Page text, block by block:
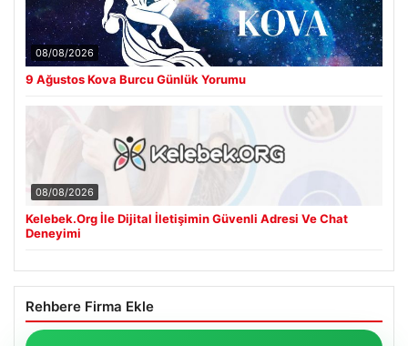
08/08/2026
9 Ağustos Kova Burcu Günlük Yorumu
08/08/2026
Kelebek.Org İle Dijital İletişimin Güvenli Adresi Ve Chat
Deneyimi
Rehbere Firma Ekle